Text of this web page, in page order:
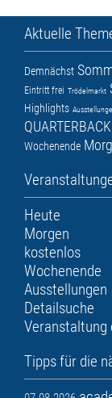
Aktuelle
Demnächst
Eintritt frei Trödelmarkt
Highlights
Wochenende
Heute
Morgen
kostenlos
Wochenende
Ausstellungen
Detailsuche
Veranstaltung
Tipps für die